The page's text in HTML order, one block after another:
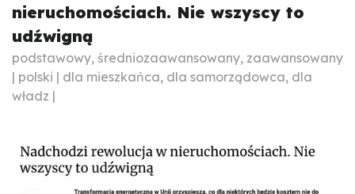
nieruchomościach. Nie wszyscy to
udźwigną
podstawowy, średniozaawansowany, zaawansowany
| polski | dla mieszkańca, dla samorządowca, dla
władz |